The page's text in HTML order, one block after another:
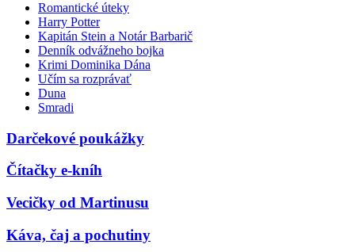
Romantické úteky
Harry Potter
Kapitán Stein a Notár Barbarič
Denník odvážneho bojka
Krimi Dominika Dána
Učím sa rozprávať
Duna
Smradi
Darčekové poukážky
Čítačky e-kníh
Vecičky od Martinusu
Káva, čaj a pochutiny